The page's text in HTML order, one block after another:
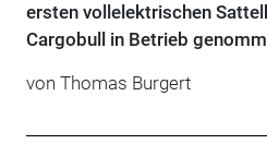
ersten vollelektrischen
Cargobull in Betrieb
von Thomas Burgert